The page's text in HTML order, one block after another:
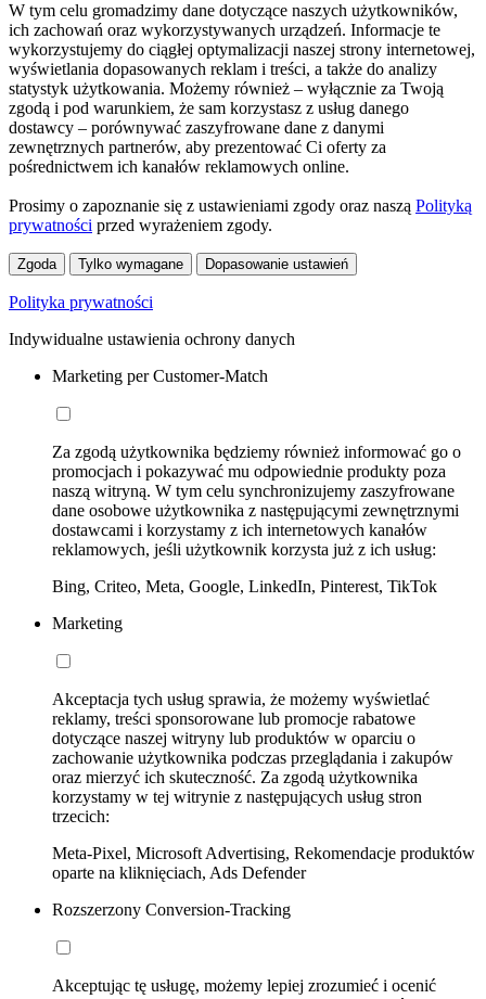
W tym celu gromadzimy dane dotyczące naszych użytkowników,
ich zachowań oraz wykorzystywanych urządzeń. Informacje te
wykorzystujemy do ciągłej optymalizacji naszej strony internetowej,
wyświetlania dopasowanych reklam i treści, a także do analizy
statystyk użytkowania. Możemy również – wyłącznie za Twoją
zgodą i pod warunkiem, że sam korzystasz z usług danego
dostawcy – porównywać zaszyfrowane dane z danymi
zewnętrznych partnerów, aby prezentować Ci oferty za
pośrednictwem ich kanałów reklamowych online.
Prosimy o zapoznanie się z ustawieniami zgody oraz naszą Polityką
prywatności przed wyrażeniem zgody.
Zgoda Tylko wymagane Dopasowanie ustawień
Polityka prywatności
Indywidualne ustawienia ochrony danych
Marketing per Customer-Match
Za zgodą użytkownika będziemy również informować go o
promocjach i pokazywać mu odpowiednie produkty poza
naszą witryną. W tym celu synchronizujemy zaszyfrowane
dane osobowe użytkownika z następującymi zewnętrznymi
dostawcami i korzystamy z ich internetowych kanałów
reklamowych, jeśli użytkownik korzysta już z ich usług:
Bing, Criteo, Meta, Google, LinkedIn, Pinterest, TikTok
Marketing
Akceptacja tych usług sprawia, że możemy wyświetlać
reklamy, treści sponsorowane lub promocje rabatowe
dotyczące naszej witryny lub produktów w oparciu o
zachowanie użytkownika podczas przeglądania i zakupów
oraz mierzyć ich skuteczność. Za zgodą użytkownika
korzystamy w tej witrynie z następujących usług stron
trzecich:
Meta-Pixel, Microsoft Advertising, Rekomendacje produktów
oparte na kliknięciach, Ads Defender
Rozszerzony Conversion-Tracking
Akceptując tę usługę, możemy lepiej zrozumieć i ocenić